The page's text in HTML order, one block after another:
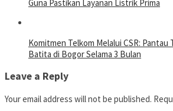
Guna Pastikan Layanan Listrik Prima
Komitmen Telkom Melalui CSR: Pantau
Batita di Bogor Selama 3 Bulan
Leave a Reply
Your email address will not be published.